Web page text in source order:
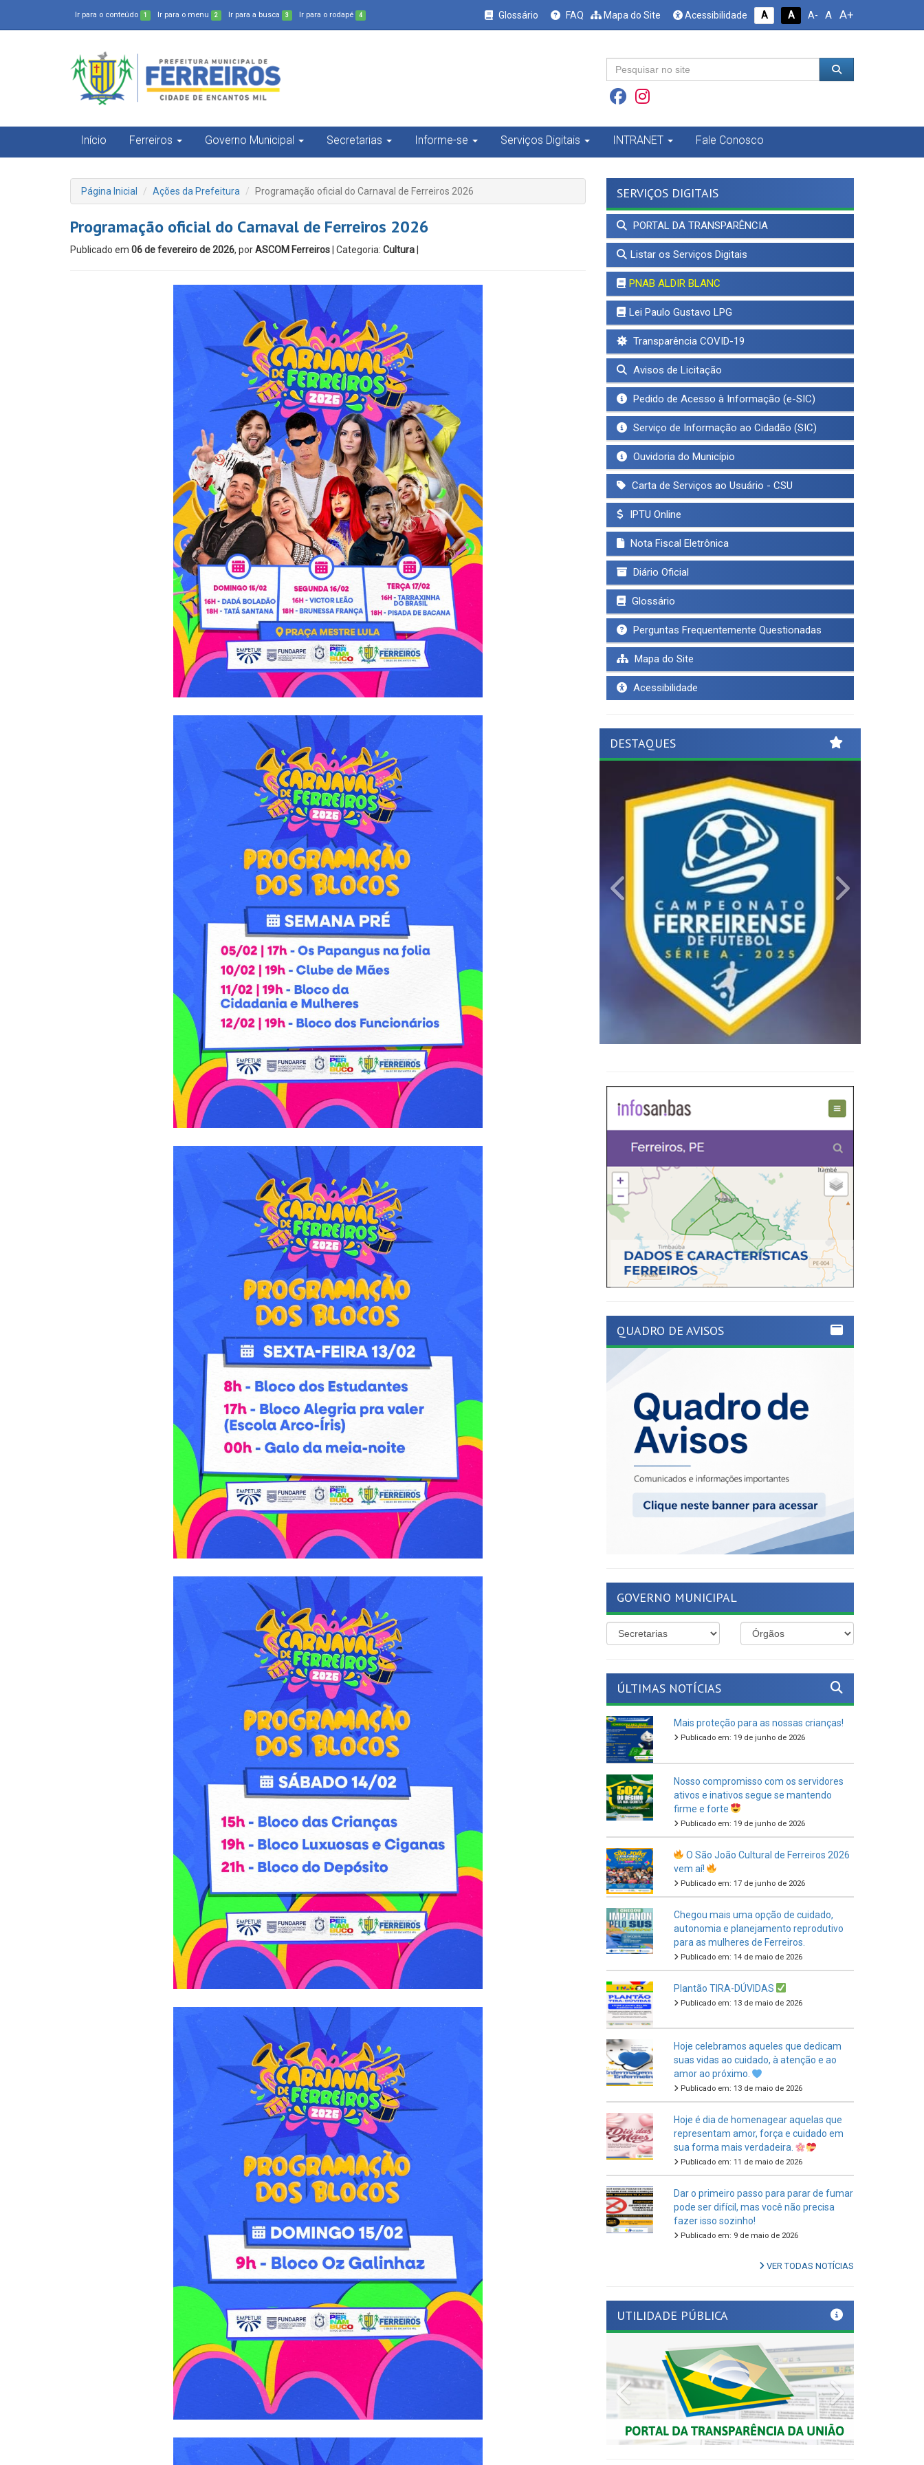
Ir para o conteúdo 1 Ir para o menu 2 Ir para a busca 3 Ir para o rodapé 4 Glossário FAQ Mapa do Site Acessibilidade A A A- A A+
Início Ferreiros Governo Municipal Secretarias Informe-se Serviços Digitais INTRANET Fale Conosco
Página Inicial Ações da Prefeitura Programação oficial do Carnaval de Ferreiros 2026
Programação oficial do Carnaval de Ferreiros 2026
Publicado em 06 de fevereiro de 2026, porASCOM Ferreiros | Categoria: Cultura
SERVIÇOS DIGITAIS
PORTAL DA TRANSPARÊNCIA
Listar os Serviços Digitais
PNAB ALDIR BLANC
Lei Paulo Gustavo LPG
Transparência COVID-19
Avisos de Licitação
Pedido de Acesso à Informação (e-SIC)
Serviço de Informação ao Cidadão (SIC)
Ouvidoria do Município
Carta de Serviços ao Usuário - CSU
IPTU Online
Nota Fiscal Eletrônica
Diário Oficial
Glossário
Perguntas Frequentemente Questionadas
Mapa do Site
Acessibilidade
DESTAQUES
Mais proteção para as nossas crianças!
firme e forte
Publicado em: 19 de junho de 2026
Publicado em: 17 de junho de 2026
para as mulheres de Ferreiros.
Publicado em: 14 de maio de 2026
Publicado em: 13 de maio de 2026
amor ao próximo.
Publicado em: 13 de maio de 2026
sua forma mais verdadeira.
Publicado em: 11 de maio de 2026
fazer isso sozinho!
Publicado em: 9 de maio de 2026
Previous Next